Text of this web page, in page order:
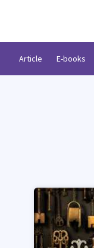
Article E-books